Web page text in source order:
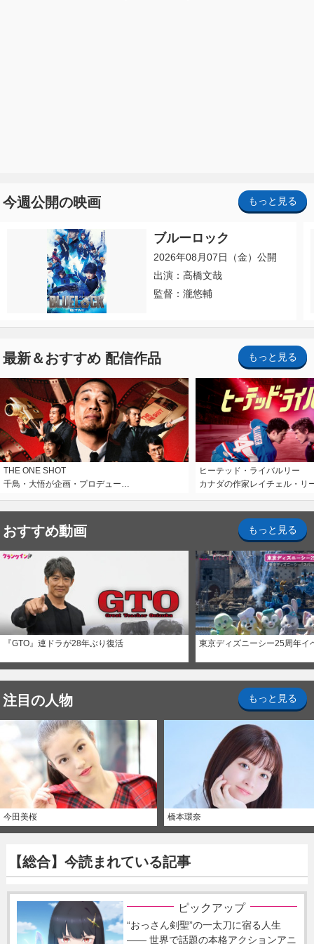
今週公開の映画 もっと見る
ブルーロック
2026年08月07日（金）公開
出演：高橋文哉
監督：瀧悠輔
最新＆おすすめ 配信作品 もっと見る
THE ONE SHOT
千鳥・大悟が企画・プロデュー…
ヒーテッド・ライバルリー
カナダの作家レイチェル・リ
おすすめ動画 もっと見る
『GTO』連ドラが28年ぶり復活 東京ディズニーシー25周年イ
注目の人物 もっと見る
今田美桜 橋本環奈
【総合】今読まれている記事
ピックアップ
“おっさん剣聖”の一太刀に宿る人生
―― 世界で話題の本格アクションアニ